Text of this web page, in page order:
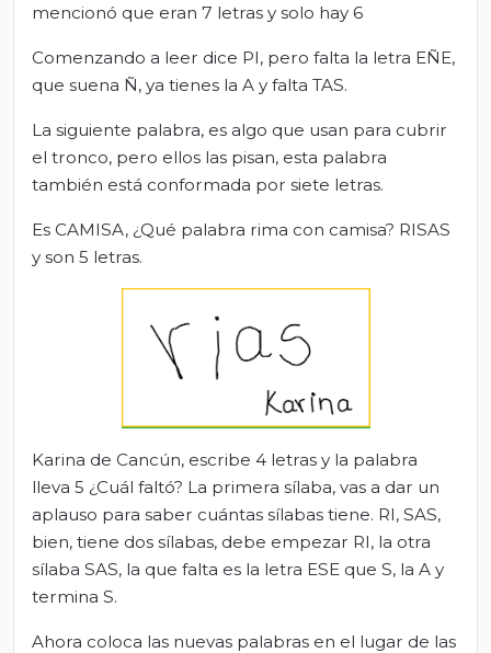
mencionó que eran 7 letras y solo hay 6
Comenzando a leer dice PI, pero falta la letra EÑE,
que suena Ñ, ya tienes la A y falta TAS.
La siguiente palabra, es algo que usan para cubrir
el tronco, pero ellos las pisan, esta palabra
también está conformada por siete letras.
Es CAMISA, ¿Qué palabra rima con camisa? RISAS
y son 5 letras.
Karina de Cancún, escribe 4 letras y la palabra
lleva 5 ¿Cuál faltó? La primera sílaba, vas a dar un
aplauso para saber cuántas sílabas tiene. RI, SAS,
bien, tiene dos sílabas, debe empezar RI, la otra
sílaba SAS, la que falta es la letra ESE que S, la A y
termina S.
Ahora coloca las nuevas palabras en el lugar de las